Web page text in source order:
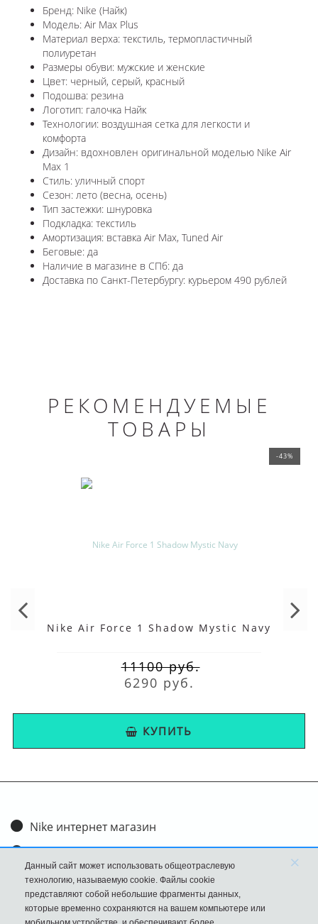
Бренд: Nike (Найк)
Модель: Air Max Plus
Материал верха: текстиль, термопластичный
полиуретан
Размеры обуви: мужские и женские
Цвет: черный, серый, красный
Подошва: резина
Логотип: галочка Найк
Технологии: воздушная сетка для легкости и
комфорта
Дизайн: вдохновлен оригинальной моделью Nike Air
Max 1
Стиль: уличный спорт
Сезон: лето (весна, осень)
Тип застежки: шнуровка
Подкладка: текстиль
Амортизация: вставка Air Max, Tuned Air
Беговые: да
Наличие в магазине в СПб: да
Доставка по Санкт-Петербургу: курьером 490 рублей
РЕКОМЕНДУЕМЫЕ
ТОВАРЫ
-43%
Nike Air Force 1 Shadow Mystic Navy
11100 руб.
6290 руб.
КУПИТЬ
Nike интернет магазин
Доставка и оплата
Обмен и возврат
Размеры
Данный сайт может использовать общеотраслевую
технологию, называемую cookie. Файлы cookie
представляют собой небольшие фрагменты данных,
которые временно сохраняются на вашем компьютере или
×